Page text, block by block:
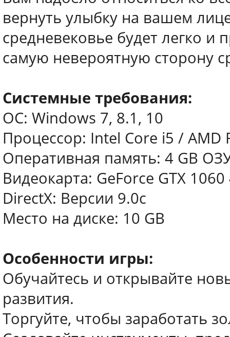
вернуть улыбку на вашем
средневековье будет легко
самую невероятную сторону
Системные требования:
ОС: Windows 7, 8.1, 10
Процессор: Intel Core i5 / AMD
Оперативная память: 4 GB
Видеокарта: GeForce GTX 1060
DirectX: Версии 9.0c
Место на диске: 10 GB
Особенности игры:
Обучайтесь и открывайте
развития.
Торгуйте, чтобы заработать